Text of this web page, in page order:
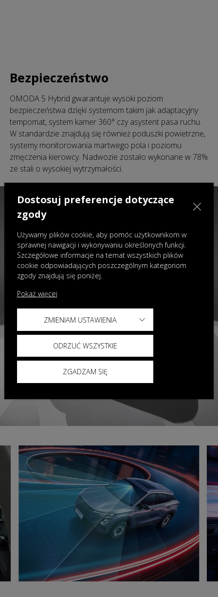
Bezpieczeństwo
OMODA 5 Hybrid gwarantuje wysoki poziom
bezpieczeństwa dzięki systemom takim jak adaptacyjny
tempomat, system kamer 360° czy asystent pasa ruchu.
W standardzie znajdują się również poduszki powietrzne,
systemy monitorowania martwego pola i poziomu
zmęczenia kierowcy. Nadwozie zostało wykonane w 78%
ze stali o wysokiej wytrzymałości.
Dostosuj preferencje dotyczące
zgody
Używamy plików cookie, aby pomóc użytkownikom w
sprawnej nawigacji i wykonywaniu określonych funkcji.
Szczegółowe informacje na temat wszystkich plików
cookie odpowiadających poszczególnym kategoriom
zgody znajdują się poniżej.
Pokaż więcej
ZMIENIAM USTAWIENIA
ODRZUĆ WSZYSTKIE
ZGADZAM SIĘ